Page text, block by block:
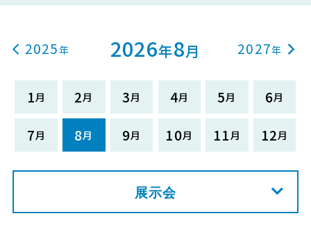
2025 2026年8月
1 2 3 4 5
6
7
8 9 10 11 12
2027
展示会